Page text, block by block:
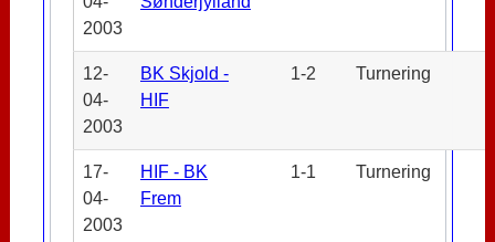
2003
12-
04-
2003
BK Skjold -
HIF
1-2 Turnering
17-
04-
2003
HIF - BK
Frem
1-1 Turnering